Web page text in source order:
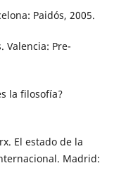
Paidós, 2005.
Valencia: Pre-
la filosofía?
El estado de la
Madrid: